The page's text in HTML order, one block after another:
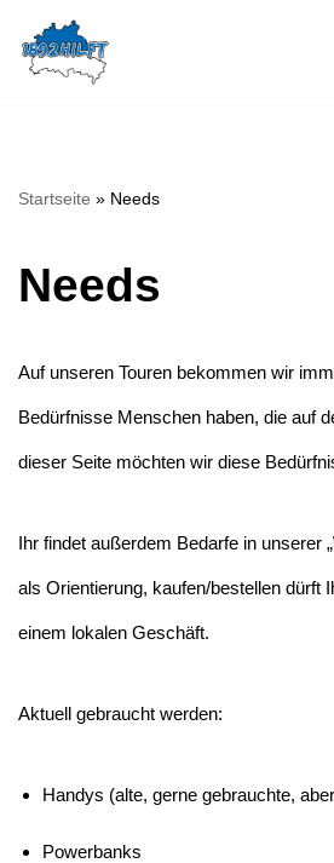
Zum
Startseite » Needs
Needs
Auf unseren Touren bekommen wir
Bedürfnisse Menschen haben, die auf
dieser Seite möchten wir diese
Ihr findet außerdem Bedarfe in unserer
als Orientierung, kaufen/bestellen dürft
einem lokalen Geschäft.
Aktuell gebraucht werden:
Handys (alte, gerne gebrauchte,
Powerbanks